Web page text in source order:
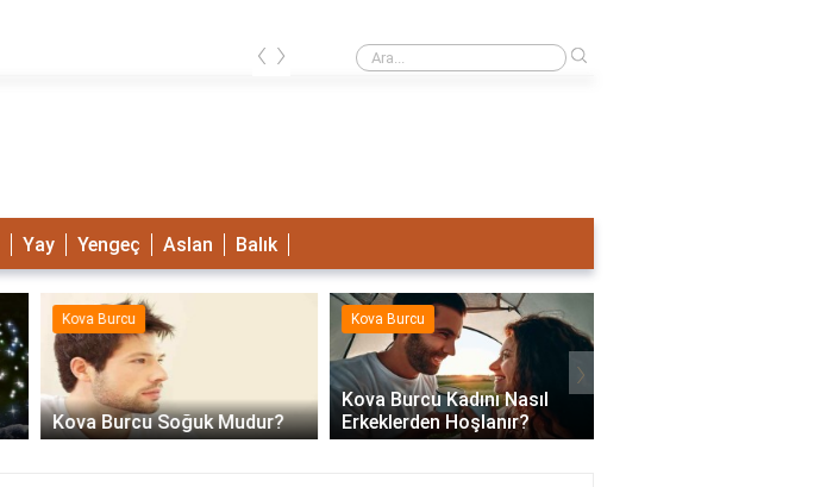
Terazi Erkeği Nasıl Sevişir?
‹ ›
Yay Yengeç Aslan Balık
Kova Burcu
Kova Burcu Soğuk Mudur?
Kova Burcu
Kova Burcu Kadını Nasıl
Erkeklerden Hoşlanır?
›